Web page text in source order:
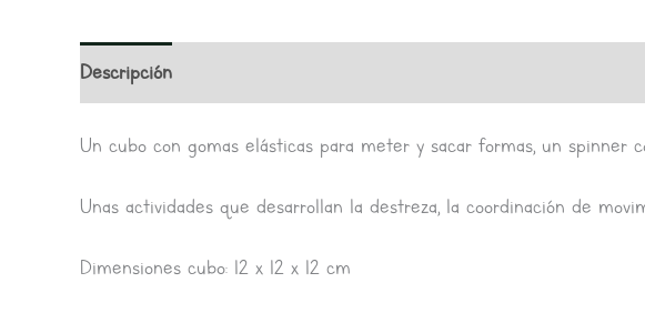
Descripción
Un cubo con gomas elásticas para meter y sacar formas, un spinner
Unas actividades que desarrollan la destreza, la coordinación de
Dimensiones cubo: 12 x 12 x 12 cm